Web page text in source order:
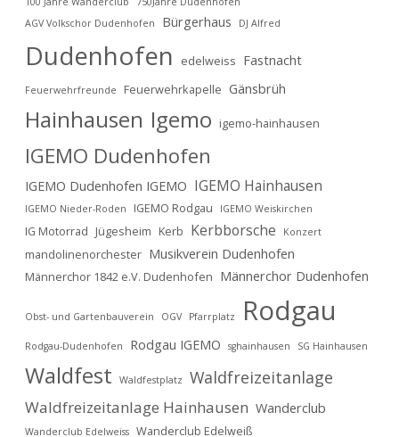
AGV Volkschor Dudenhofen
Bürgerhaus DJ Alfred
Dudenhofen edelweiss Fastnacht
Feuerwehrfreunde Feuerwehrkapelle Gänsbrüh
Hainhausen Igemo igemo-hainhausen
IGEMO Dudenhofen
IGEMO Dudenhofen IGEMO IGEMO Hainhausen
IGEMO Nieder-Roden IGEMO Rodgau IGEMO Weiskirchen
IG Motorrad Jügesheim Kerb Kerbborsche Konzert
mandolinenorchester Musikverein Dudenhofen
Männerchor 1842 e.V. Dudenhofen Männerchor Dudenhofen
Obst- und Gartenbauverein OGV Pfarrplatz Rodgau
Rodgau-Dudenhofen Rodgau IGEMO sghainhausen SG Hainhausen
Waldfest Waldfestplatz Waldfreizeitanlage
Waldfreizeitanlage Hainhausen Wanderclub
Wanderclub Edelweiss Wanderclub Edelweiß